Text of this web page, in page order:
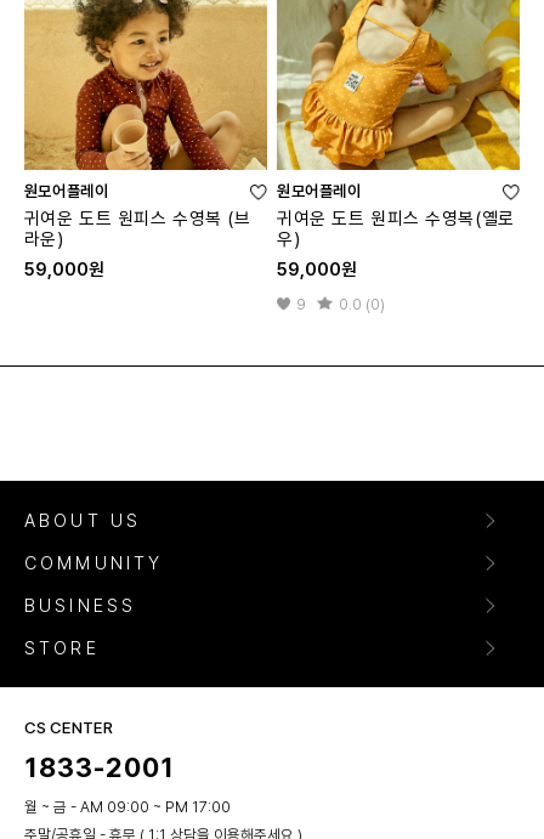
원모어플레이
귀여운 도트 원피스 수영복 (브
라운)
59,000원
원모어플레이
귀여운 도트 원피스 수영복(옐로
우)
59,000원
9 0.0 (0)
ABOUT US
COMMUNITY
BUSINESS
STORE
CS CENTER
1833-2001
월 ~ 금 - AM 09:00 ~ PM 17:00
주말/공휴일 - 휴무 ( 1:1 상담을 이용해주세요 )